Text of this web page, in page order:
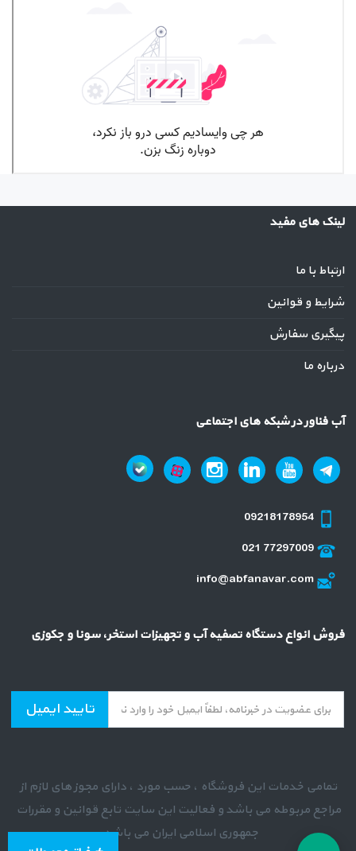
لینک های مفید
ارتباط با ما
شرایط و قوانین
پیگیری سفارش
درباره ما
آب فناور در شبکه های اجتماعی
09218178954
021 77297009
info@abfanavar.com
فروش انواع دستگاه تصفیه آب و تجهیزات استخر، سونا و جکوزی
تایید ایمیل
تمامی خدمات این فروشگاه ، حسب مورد ، دارای مجوز های لازم از
مراجع مربوطه می باشد و فعالیت این سایت تابع قوانین و مقررات
جمهوری اسلامی ایران می باشد .